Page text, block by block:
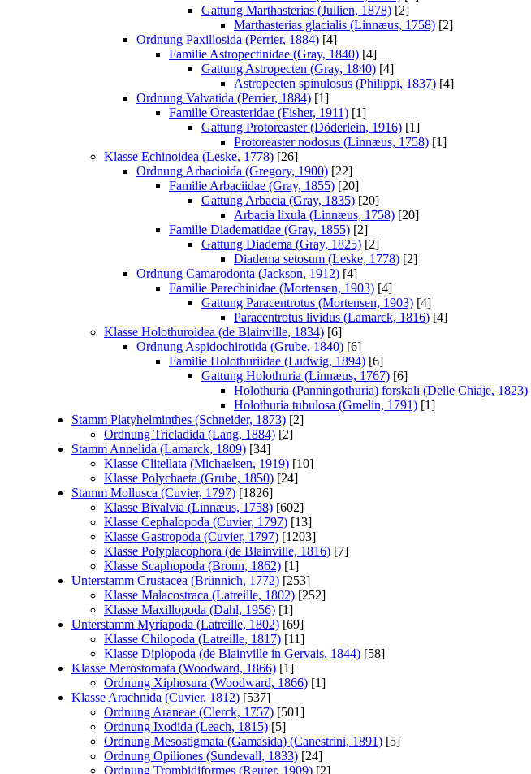
Gattung Marthasterias (Jullien, 1878) [2]
Marthasterias glacialis (Linnæus, 1758) [2]
Ordnung Paxillosida (Perrier, 1884) [4]
Familie Astropectinidae (Gray, 1840) [4]
Gattung Astropecten (Gray, 1840) [4]
Astropecten spinulosus (Philippi, 1837) [4]
Ordnung Valvatida (Perrier, 1884) [1]
Familie Oreasteridae (Fisher, 1911) [1]
Gattung Protoreaster (Döderlein, 1916) [1]
Protoreaster nodosus (Linnæus, 1758) [1]
Klasse Echinoidea (Leske, 1778) [26]
Ordnung Arbacioida (Gregory, 1900) [22]
Familie Arbaciidae (Gray, 1855) [20]
Gattung Arbacia (Gray, 1835) [20]
Arbacia lixula (Linnæus, 1758) [20]
Familie Diadematidae (Gray, 1855) [2]
Gattung Diadema (Gray, 1825) [2]
Diadema setosum (Leske, 1778) [2]
Ordnung Camarodonta (Jackson, 1912) [4]
Familie Parechinidae (Mortensen, 1903) [4]
Gattung Paracentrotus (Mortensen, 1903) [4]
Paracentrotus lividus (Lamarck, 1816) [4]
Klasse Holothuroidea (de Blainville, 1834) [6]
Ordnung Aspidochirotida (Grube, 1840) [6]
Familie Holothuriidae (Ludwig, 1894) [6]
Gattung Holothuria (Linnæus, 1767) [6]
Holothuria (Panningothuria) forskali (Delle Chiaje, 1823)
Holothuria tubulosa (Gmelin, 1791) [1]
Stamm Platyhelminthes (Schneider, 1873) [2]
Ordnung Tricladida (Lang, 1884) [2]
Stamm Annelida (Lamarck, 1809) [34]
Klasse Clitellata (Michaelsen, 1919) [10]
Klasse Polychaeta (Grube, 1850) [24]
Stamm Mollusca (Cuvier, 1797) [1826]
Klasse Bivalvia (Linnæus, 1758) [602]
Klasse Cephalopoda (Cuvier, 1797) [13]
Klasse Gastropoda (Cuvier, 1797) [1203]
Klasse Polyplacophora (de Blainville, 1816) [7]
Klasse Scaphopoda (Bronn, 1862) [1]
Unterstamm Crustacea (Brünnich, 1772) [253]
Klasse Malacostraca (Latreille, 1802) [252]
Klasse Maxillopoda (Dahl, 1956) [1]
Unterstamm Myriapoda (Latreille, 1802) [69]
Klasse Chilopoda (Latreille, 1817) [11]
Klasse Diplopoda (de Blainville in Gervais, 1844) [58]
Klasse Merostomata (Woodward, 1866) [1]
Ordnung Xiphosura (Woodward, 1866) [1]
Klasse Arachnida (Cuvier, 1812) [537]
Ordnung Araneae (Clerck, 1757) [501]
Ordnung Ixodida (Leach, 1815) [5]
Ordnung Mesostigmata (Gamasida) (Canestrini, 1891) [5]
Ordnung Opiliones (Sundevall, 1833) [24]
Ordnung Trombidiformes (Reuter, 1909) [2]